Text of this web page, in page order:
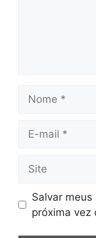
mail
Salvar
próxima vez